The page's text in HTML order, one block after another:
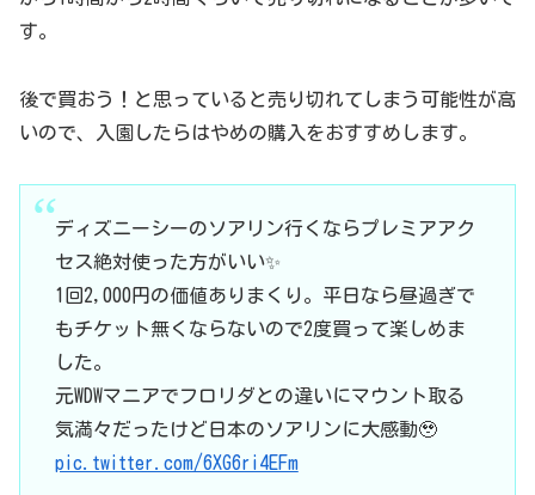
す。
後で買おう！と思っていると売り切れてしまう可能性が高
いので、入園したらはやめの購入をおすすめします。
ディズニーシーのソアリン行くならプレミアアク
セス絶対使った方がいい✨
1回2,000円の価値ありまくり。平日なら昼過ぎで
もチケット無くならないので2度買って楽しめま
した。
元WDWマニアでフロリダとの違いにマウント取る
気満々だったけど日本のソアリンに大感動🥹
pic.twitter.com/6XG6ri4EFm